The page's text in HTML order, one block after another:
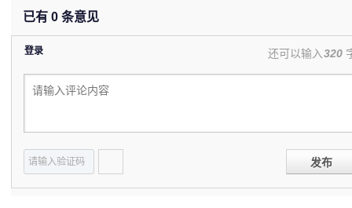
已有 0 条意见
登录 还可以输入320
发布